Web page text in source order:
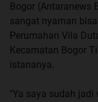
Bogor (Antaranews
sangat nyaman
Perumahan Vila
Kecamatan Bogor
istananya.
"Ya saya sudah jadi